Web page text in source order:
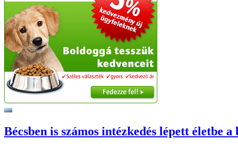
Bécsben is számos intézkedés lépett életbe